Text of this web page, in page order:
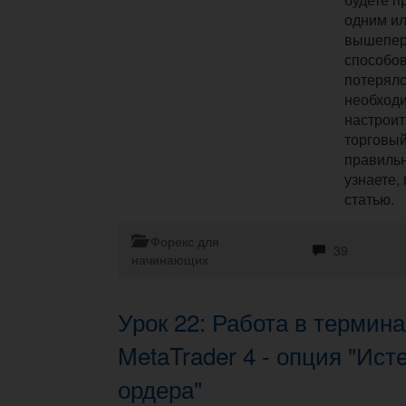
одним
статью.
Форекс для
начинающих
39
Урок 22: Работа в
MetaTrader 4 - опция
ордера"